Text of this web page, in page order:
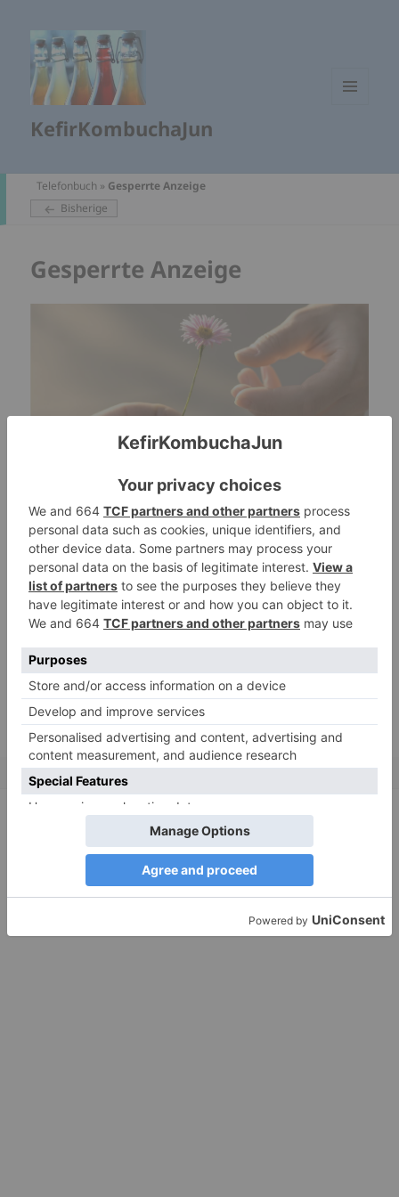
KefirKombuchaJun
Telefonbuch » Gesperrte Anzeige
Bisherige
Gesperrte Anzeige
Rücklaufquote:
Diese Anzeige ist derzeit ausgesetzt.
Über die Spendensuche können Sie einen Spender in
Ihrer Nähe finden.
Zugang zum Fundraising
Werbung